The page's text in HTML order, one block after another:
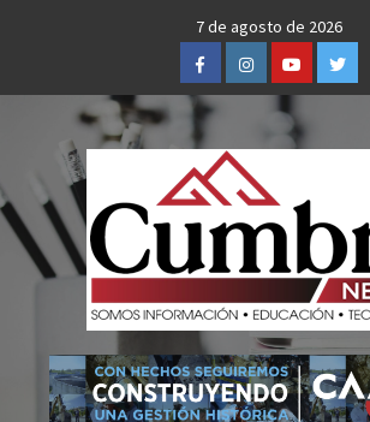
7 de agosto de 2026
FacebookInstagramYoutubeTwitter